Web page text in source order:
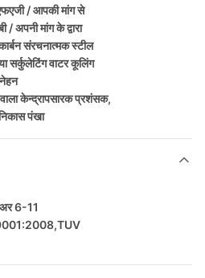
/ आपकी मांग से
/ अपनी मांग के द्वारा
संरचनात्मक स्टील
सर्कुलेटिंग वाटर कूलिंग
केन्द्रापसारक प्रशंसक,
पंखा
6-11